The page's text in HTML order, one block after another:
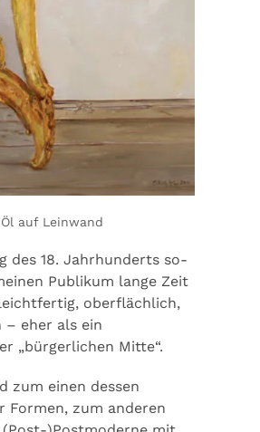
auf Leinwand
des 18. Jahrhunderts so-
Publikum lange Zeit
oberflächlich,
eher als ein
„bürgerlichen Mitte“.
zum einen dessen
Formen, zum anderen